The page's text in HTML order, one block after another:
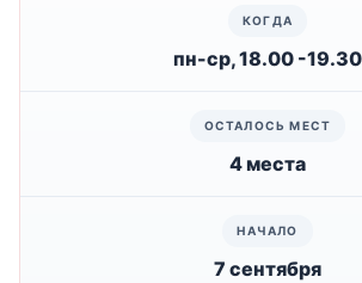
пн-ср, 18.00 -19.30
4 места
7 сентября